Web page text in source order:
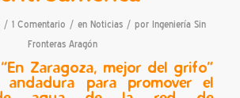
/ 1 Comentario / en Noticias / por Ingeniería Sin
Fronteras Aragón
Zaragoza, mejor del grifo”
andadura para promover el